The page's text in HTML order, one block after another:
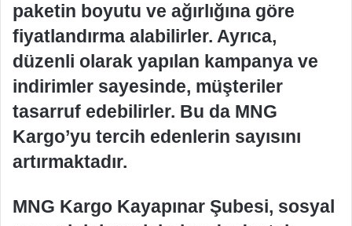
paketin boyutu ve ağırlığına göre
fiyatlandırma alabilirler. Ayrıca,
düzenli olarak yapılan kampanya ve
indirimler sayesinde, müşteriler
tasarruf edebilirler. Bu da MNG
Kargo’yu tercih edenlerin sayısını
artırmaktadır.
MNG Kargo Kayapınar Şubesi, sosyal